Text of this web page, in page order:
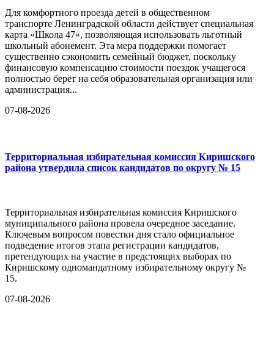
Для комфортного проезда детей в общественном
транспорте Ленинградской области действует специальная
карта «Школа 47», позволяющая использовать льготный
школьный абонемент. Эта мера поддержки помогает
существенно сэкономить семейный бюджет, поскольку
финансовую компенсацию стоимости поездок учащегося
полностью берёт на себя образовательная организация или
администрация...
07-08-2026
Территориальная избирательная комиссия Киришского
района утвердила список кандидатов по округу № 15
Территориальная избирательная комиссия Киришского
муниципального района провела очередное заседание.
Ключевым вопросом повестки дня стало официальное
подведение итогов этапа регистрации кандидатов,
претендующих на участие в предстоящих выборах по
Киришскому одномандатному избирательному округу №
15.
07-08-2026